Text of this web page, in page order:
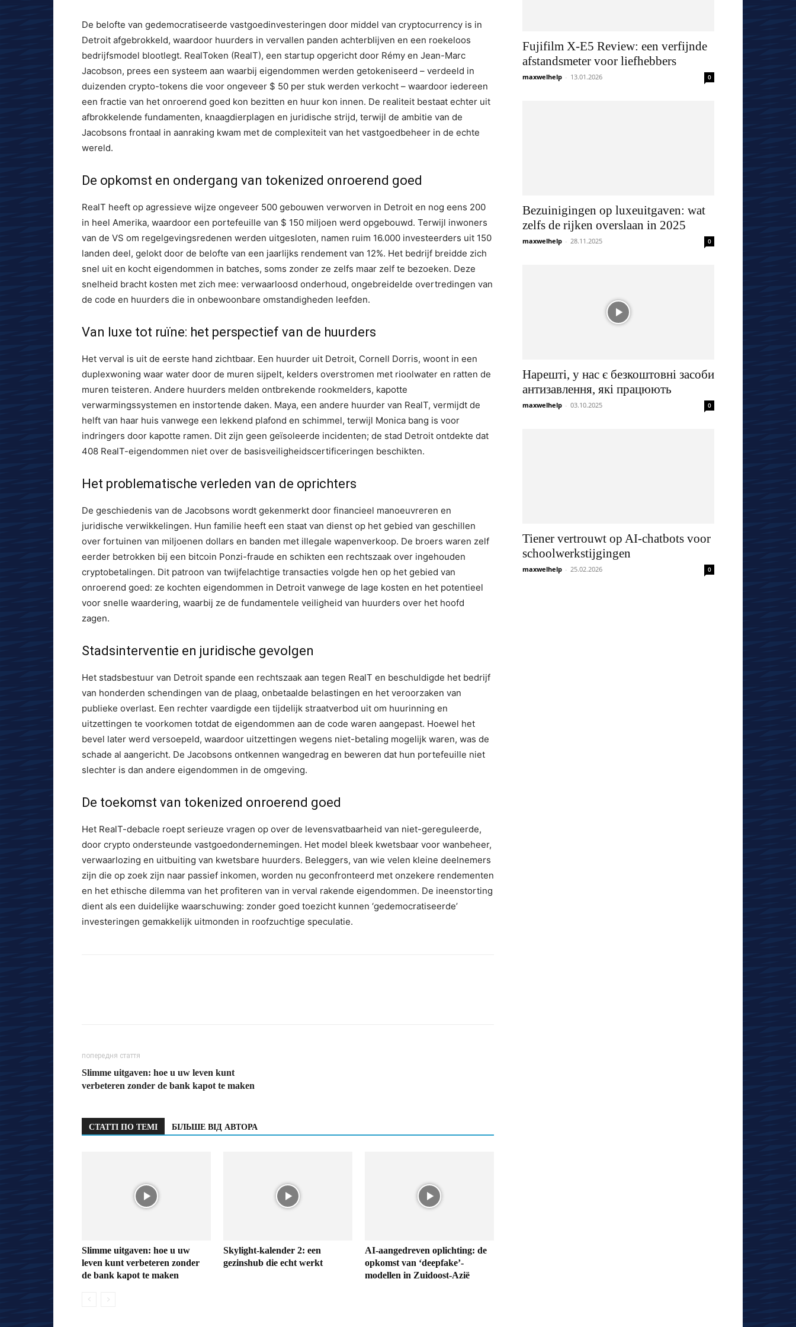
De belofte van gedemocratiseerde vastgoedinvesteringen door middel van cryptocurrency is in
Detroit afgebrokkeld, waardoor huurders in vervallen panden achterblijven en een roekeloos
bedrijfsmodel blootlegt. RealToken (RealT), een startup opgericht door Rémy en Jean-Marc
Jacobson, prees een systeem aan waarbij eigendommen werden getokeniseerd – verdeeld in
duizenden crypto-tokens die voor ongeveer $ 50 per stuk werden verkocht – waardoor iedereen
een fractie van het onroerend goed kon bezitten en huur kon innen. De realiteit bestaat echter uit
afbrokkelende fundamenten, knaagdierplagen en juridische strijd, terwijl de ambitie van de
Jacobsons frontaal in aanraking kwam met de complexiteit van het vastgoedbeheer in de echte
wereld.
De opkomst en ondergang van tokenized onroerend goed
RealT heeft op agressieve wijze ongeveer 500 gebouwen verworven in Detroit en nog eens 200
in heel Amerika, waardoor een portefeuille van $ 150 miljoen werd opgebouwd. Terwijl inwoners
van de VS om regelgevingsredenen werden uitgesloten, namen ruim 16.000 investeerders uit 150
landen deel, gelokt door de belofte van een jaarlijks rendement van 12%. Het bedrijf breidde zich
snel uit en kocht eigendommen in batches, soms zonder ze zelfs maar zelf te bezoeken. Deze
snelheid bracht kosten met zich mee: verwaarloosd onderhoud, ongebreidelde overtredingen van
de code en huurders die in onbewoonbare omstandigheden leefden.
Van luxe tot ruïne: het perspectief van de huurders
Het verval is uit de eerste hand zichtbaar. Een huurder uit Detroit, Cornell Dorris, woont in een
duplexwoning waar water door de muren sijpelt, kelders overstromen met rioolwater en ratten de
muren teisteren. Andere huurders melden ontbrekende rookmelders, kapotte
verwarmingssystemen en instortende daken. Maya, een andere huurder van RealT, vermijdt de
helft van haar huis vanwege een lekkend plafond en schimmel, terwijl Monica bang is voor
indringers door kapotte ramen. Dit zijn geen geïsoleerde incidenten; de stad Detroit ontdekte dat
408 RealT-eigendommen niet over de basisveiligheidscertificeringen beschikten.
Het problematische verleden van de oprichters
De geschiedenis van de Jacobsons wordt gekenmerkt door financieel manoeuvreren en
juridische verwikkelingen. Hun familie heeft een staat van dienst op het gebied van geschillen
over fortuinen van miljoenen dollars en banden met illegale wapenverkoop. De broers waren zelf
eerder betrokken bij een bitcoin Ponzi-fraude en schikten een rechtszaak over ingehouden
cryptobetalingen. Dit patroon van twijfelachtige transacties volgde hen op het gebied van
onroerend goed: ze kochten eigendommen in Detroit vanwege de lage kosten en het potentieel
voor snelle waardering, waarbij ze de fundamentele veiligheid van huurders over het hoofd
zagen.
Stadsinterventie en juridische gevolgen
Het stadsbestuur van Detroit spande een rechtszaak aan tegen RealT en beschuldigde het bedrijf
van honderden schendingen van de plaag, onbetaalde belastingen en het veroorzaken van
publieke overlast. Een rechter vaardigde een tijdelijk straatverbod uit om huurinning en
uitzettingen te voorkomen totdat de eigendommen aan de code waren aangepast. Hoewel het
bevel later werd versoepeld, waardoor uitzettingen wegens niet-betaling mogelijk waren, was de
schade al aangericht. De Jacobsons ontkennen wangedrag en beweren dat hun portefeuille niet
slechter is dan andere eigendommen in de omgeving.
De toekomst van tokenized onroerend goed
Het RealT-debacle roept serieuze vragen op over de levensvatbaarheid van niet-gereguleerde,
door crypto ondersteunde vastgoedondernemingen. Het model bleek kwetsbaar voor wanbeheer,
verwaarlozing en uitbuiting van kwetsbare huurders. Beleggers, van wie velen kleine deelnemers
zijn die op zoek zijn naar passief inkomen, worden nu geconfronteerd met onzekere rendementen
en het ethische dilemma van het profiteren van in verval rakende eigendommen. De ineenstorting
dient als een duidelijke waarschuwing: zonder goed toezicht kunnen ‘gedemocratiseerde’
investeringen gemakkelijk uitmonden in roofzuchtige speculatie.
попередня стаття
Slimme uitgaven: hoe u uw leven kunt
verbeteren zonder de bank kapot te maken
СТАТТІ ПО ТЕМІ БІЛЬШЕ ВІД АВТОРА
Slimme uitgaven: hoe u uw
leven kunt verbeteren zonder
de bank kapot te maken
Skylight-kalender 2: een
gezinshub die echt werkt
AI-aangedreven oplichting: de
opkomst van ‘deepfake’-
modellen in Zuidoost-Azië
Fujifilm X-E5 Review: een verfijnde
afstandsmeter voor liefhebbers
maxwelhelp - 13.01.2026 0
Bezuinigingen op luxeuitgaven: wat
zelfs de rijken overslaan in 2025
maxwelhelp - 28.11.2025 0
Нарешті, у нас є безкоштовні засоби
антизавлення, які працюють
maxwelhelp - 03.10.2025 0
Tiener vertrouwt op AI-chatbots voor
schoolwerkstijgingen
maxwelhelp - 25.02.2026 0